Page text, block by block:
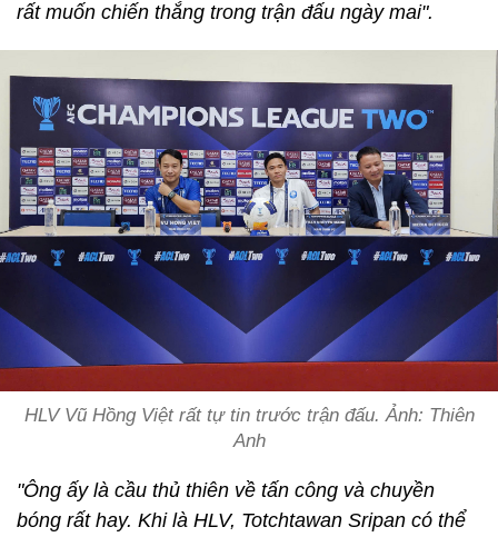
rất muốn chiến thắng trong trận đấu ngày mai".
HLV Vũ Hồng Việt rất tự tin trước trận đấu. Ảnh: Thiên
Anh
"Ông ấy là cầu thủ thiên về tấn công và chuyền
bóng rất hay. Khi là HLV, Totchtawan Sripan có thể